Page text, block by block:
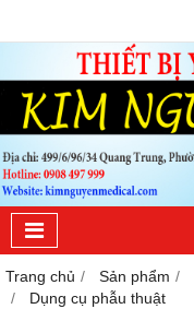
Trang chủ Sản phẩm
Dụng cụ phẫu thuật